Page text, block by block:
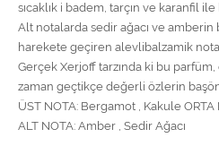
sıcaklık i badem, tarçın ve karanfil
Alt notalarda sedir ağacı ve amberin
harekete geçiren alevlibalzamik
Gerçek Xerjoff tarzında ki bu
zaman geçtikçe değerli özlerin
ÜST NOTA: Bergamot , Kakule ORTA
ALT NOTA: Amber , Sedir Ağacı